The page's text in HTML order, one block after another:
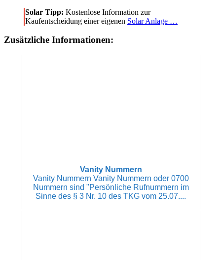
Solar Tipp: Kostenlose Information zur
Kaufentscheidung einer eigenen Solar Anlage …
Zusätzliche Informationen:
Vanity Nummern
Vanity Nummern Vanity Nummern oder 0700
Nummern sind "Persönliche Rufnummern im
Sinne des § 3 Nr. 10 des TKG vom 25.07....